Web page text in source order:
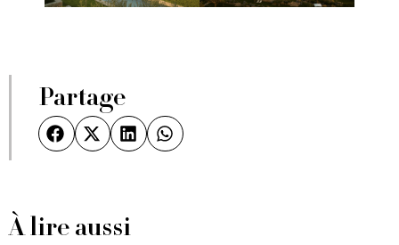
Partage
À lire aussi